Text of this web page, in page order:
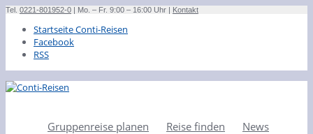
Tel. 0221-801952-0 | Mo. – Fr. 9:00 – 16:00 Uhr | Kontakt
Startseite Conti-Reisen
Facebook
RSS
Gruppenreise planen Reise finden News